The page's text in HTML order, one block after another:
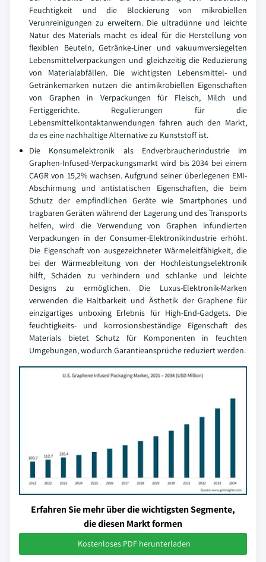
Feuchtigkeit und die Blockierung von mikrobiellen
Verunreinigungen zu erweitern. Die ultradünne und leichte
Natur des Materials macht es ideal für die Herstellung von
flexiblen Beuteln, Getränke-Liner und vakuumversiegelten
Lebensmittelverpackungen und gleichzeitig die Reduzierung
von Materialabfällen. Die wichtigsten Lebensmittel- und
Getränkemarken nutzen die antimikrobiellen Eigenschaften
von Graphen in Verpackungen für Fleisch, Milch und
Fertiggerichte. Regulierungen für die
Lebensmittelkontaktanwendungen fahren auch den Markt,
da es eine nachhaltige Alternative zu Kunststoff ist.
Die Konsumelektronik als Endverbraucherindustrie im
Graphen-Infused-Verpackungsmarkt wird bis 2034 bei einem
CAGR von 15,2% wachsen. Aufgrund seiner überlegenen EMI-
Abschirmung und antistatischen Eigenschaften, die beim
Schutz der empfindlichen Geräte wie Smartphones und
tragbaren Geräten während der Lagerung und des Transports
helfen, wird die Verwendung von Graphen infundierten
Verpackungen in der Consumer-Elektronikindustrie erhöht.
Die Eigenschaft von ausgezeichneter Wärmeleitfähigkeit, die
bei der Wärmeableitung von der Hochleistungselektronik
hilft, Schäden zu verhindern und schlanke und leichte
Designs zu ermöglichen. Die Luxus-Elektronik-Marken
verwenden die Haltbarkeit und Ästhetik der Graphene für
einzigartiges unboxing Erlebnis für High-End-Gadgets. Die
feuchtigkeits- und korrosionsbeständige Eigenschaft des
Materials bietet Schutz für Komponenten in feuchten
Umgebungen, wodurch Garantieansprüche reduziert werden.
Erfahren Sie mehr über die wichtigsten Segmente,
die diesen Markt formen
Kostenloses PDF herunterladen